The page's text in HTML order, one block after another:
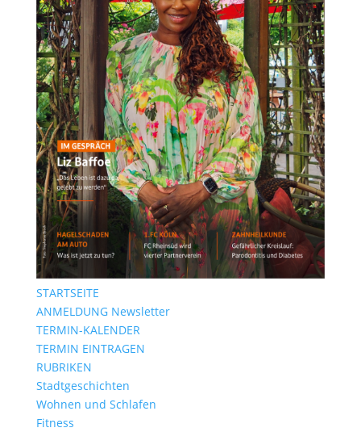
STARTSEITE
ANMELDUNG Newsletter
TERMIN-KALENDER
TERMIN EINTRAGEN
RUBRIKEN
Stadtgeschichten
Wohnen und Schlafen
Fitness